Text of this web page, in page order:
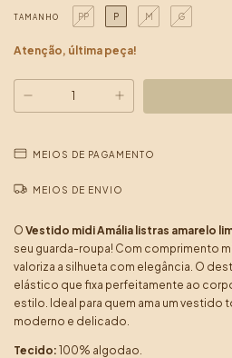
TAMANHO PP P M G
Atenção, última peça!
MEIOS DE PAGAMENTO
MEIOS DE ENVIO
O Vestido midi Amália listras amarelo
seu guarda-roupa! Com comprimento
valoriza a silhueta com elegância. O
elástico que fixa perfeitamente ao
estilo. Ideal para quem ama um vestido
moderno e delicado.
Tecido: 100% algodao.